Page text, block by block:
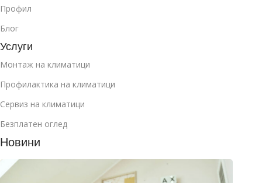
Профил
Блог
Услуги
Монтаж на климатици
Профилактика на климатици
Сервиз на климатици
Безплатен оглед
Новини